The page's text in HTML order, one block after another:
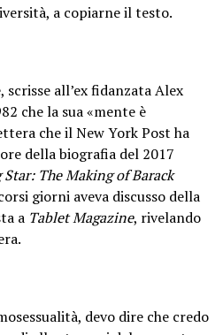
a copiarne il testo.
scrisse all’ex fidanzata Alex
che la sua «mente è
che il New York Post ha
della biografia del 2017
The Making of Barack
giorni aveva discusso della
a Tablet Magazine, rivelando
devo dire che credo